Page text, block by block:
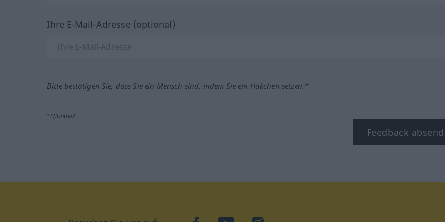
Ihre E-Mail-Adresse (optional)
Bitte bestätigen Sie, dass Sie ein Mensch sind, indem Sie ein Häkchen setzen.*
*Pflichtfeld
Feedback